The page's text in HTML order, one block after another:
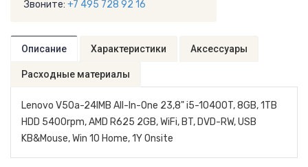
Звоните: +7 495 728 92 16
Описание Характеристики Аксессуары
Расходные материалы
Lenovo V50a-24IMB All-In-One 23,8" i5-10400T, 8GB, 1TB
HDD 5400rpm, AMD R625 2GB, WiFi, BT, DVD-RW, USB
KB&Mouse, Win 10 Home, 1Y Onsite